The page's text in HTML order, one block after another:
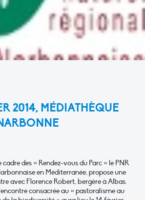
2014, MÉDIATHÈQUE
cadre des « Rendez-vous du Parc » le PNR
en Méditerranée, propose une
avec Florence Robert, bergère à Albas.
consacrée au « pastoralisme au